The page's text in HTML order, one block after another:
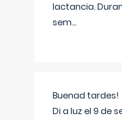
lactancia.
sem...
Buenad tardes!
Di a luz el 9 de